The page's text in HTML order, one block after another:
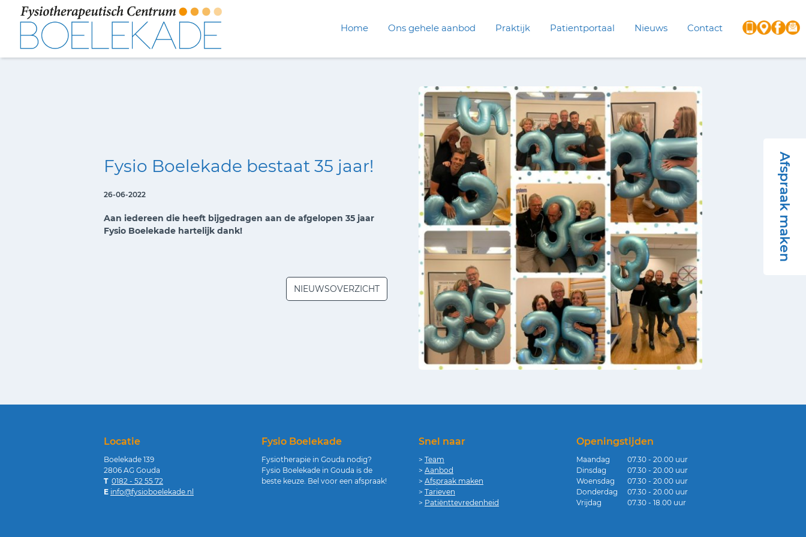
Home Ons gehele aanbod Praktijk Patientportaal Nieuws Contact
Afspraak maken
Fysio Boelekade bestaat 35 jaar!
26-06-2022
Aan iedereen die heeft bijgedragen aan de afgelopen 35 jaar
Fysio Boelekade hartelijk dank!
NIEUWSOVERZICHT
Locatie
Boelekade 139
2806 AG Gouda
T 0182 - 52 55 72
E info@fysioboelekade.nl
Fysio Boelekade
Fysiotherapie in Gouda nodig?
Fysio Boelekade in Gouda is de
beste keuze. Bel voor een afspraak!
Snel naar
> Team
> Aanbod
> Afspraak maken
> Tarieven
> Patiënttevredenheid
Openingstijden
Maandag
07.30 - 20.00 uur
Dinsdag
07.30 - 20.00 uur
Woensdag
07.30 - 20.00 uur
Donderdag
07.30 - 20.00 uur
Vrijdag
07.30 - 18.00 uur